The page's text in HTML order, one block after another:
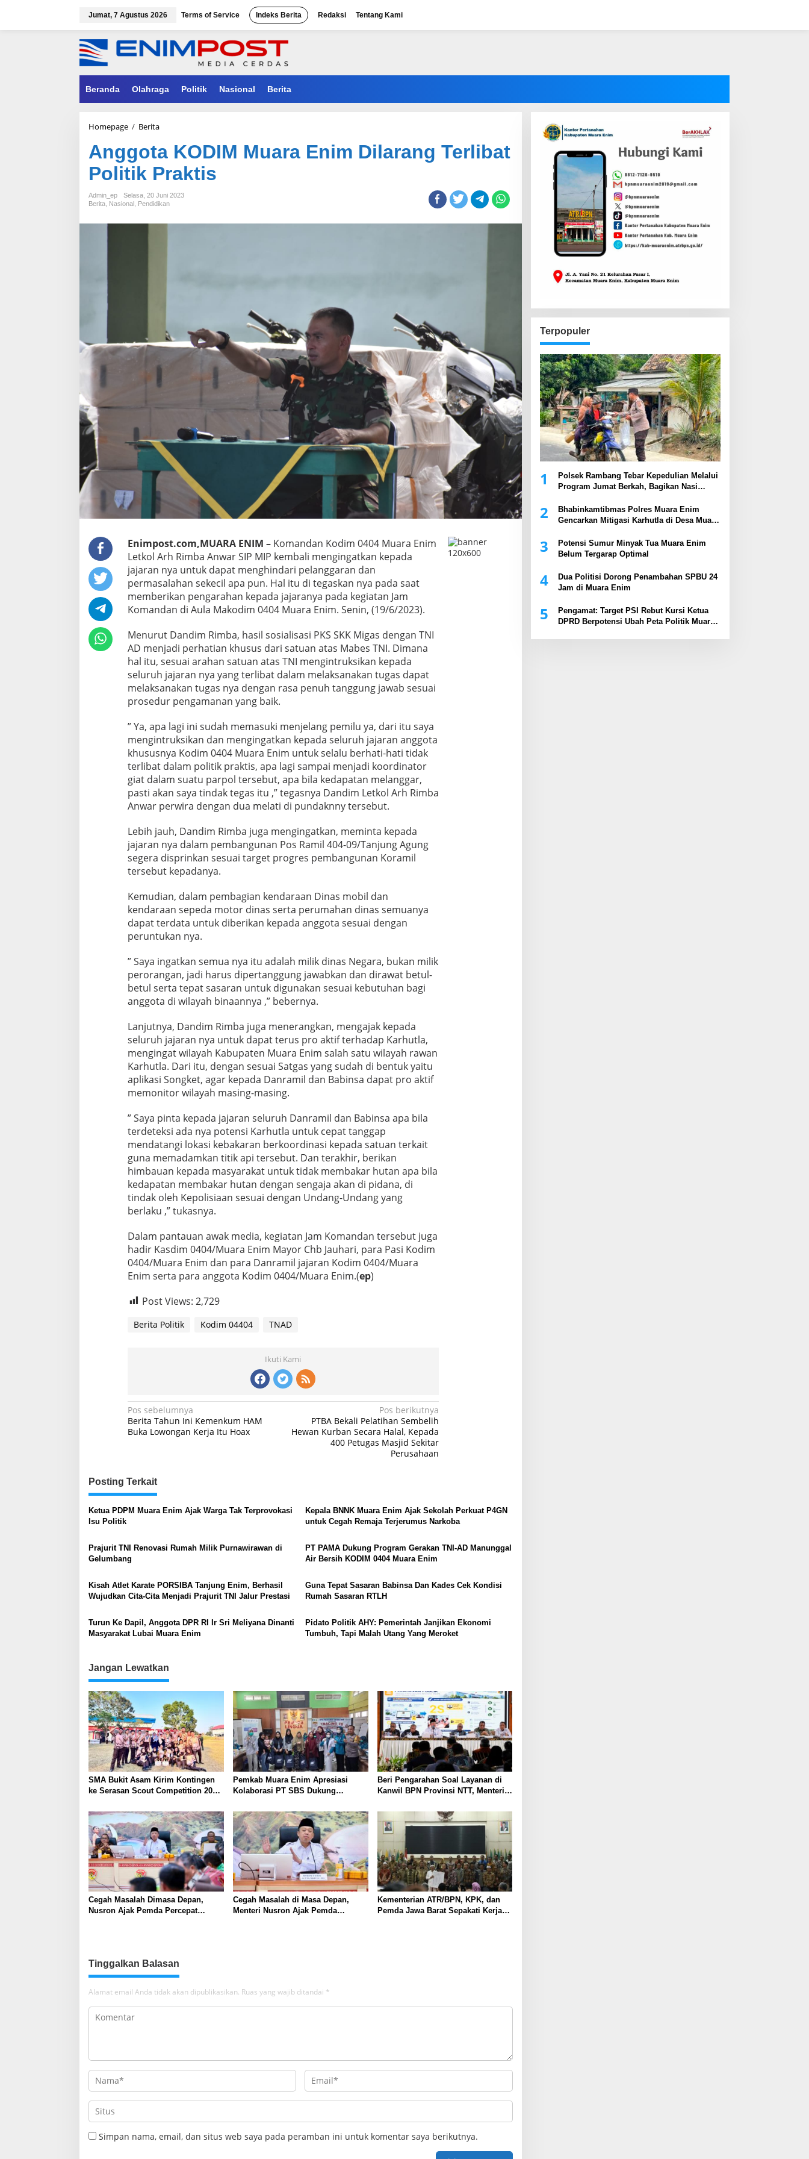
Jumat, 7 Agustus 2026 Terms of Service Indeks Berita Redaksi Tentang Kami
Beranda Olahraga Politik Nasional Berita
Homepage / BeritaAnggota
Muara
Enim
Dilarang
Terlibat
Politik
Praktis
Anggota KODIM Muara Enim Dilarang Terlibat
Politik Praktis
Admin_ep
Selasa, 20 Juni 2023
Berita Nasional Pendidikan
Enimpost.com,MUARA ENIM –Komandan Kodim 0404 Muara Enim
Letkol Arh Rimba Anwar SIP MIP kembali mengingatkan kepada
jajaran nya untuk dapat menghindari pelanggaran dan
permasalahan sekecil apa pun. Hal itu di tegaskan nya pada saat
memberikan pengarahan kepada jajaranya pada kegiatan Jam
Komandan di Aula Makodim 0404 Muara Enim. Senin, (19/6/2023).
Menurut Dandim Rimba, hasil sosialisasi PKS SKK Migas dengan TNI
AD menjadi perhatian khusus dari satuan atas Mabes TNI. Dimana
hal itu, sesuai arahan satuan atas TNI mengintruksikan kepada
seluruh jajaran nya yang terlibat dalam melaksanakan tugas dapat
melaksanakan tugas nya dengan rasa penuh tanggung jawab sesuai
prosedur pengamanan yang baik.
” Ya, apa lagi ini sudah memasuki menjelang pemilu ya, dari itu saya
mengintruksikan dan mengingatkan kepada seluruh jajaran anggota
khususnya Kodim 0404 Muara Enim untuk selalu berhati-hati tidak
terlibat dalam politik praktis, apa lagi sampai menjadi koordinator
giat dalam suatu parpol tersebut, apa bila kedapatan melanggar,
pasti akan saya tindak tegas itu ,” tegasnya Dandim Letkol Arh Rimba
Anwar perwira dengan dua melati di pundaknny tersebut.
Lebih jauh, Dandim Rimba juga mengingatkan, meminta kepada
jajaran nya dalam pembangunan Pos Ramil 404-09/Tanjung Agung
segera disprinkan sesuai target progres pembangunan Koramil
tersebut kepadanya.
Kemudian, dalam pembagian kendaraan Dinas mobil dan
kendaraan sepeda motor dinas serta perumahan dinas semuanya
dapat terdata untuk diberikan kepada anggota sesuai dengan
peruntukan nya.
” Saya ingatkan semua nya itu adalah milik dinas Negara, bukan milik
perorangan, jadi harus dipertanggung jawabkan dan dirawat betul-
betul serta tepat sasaran untuk digunakan sesuai kebutuhan bagi
anggota di wilayah binaannya ,” bebernya.
Lanjutnya, Dandim Rimba juga menerangkan, mengajak kepada
seluruh jajaran nya untuk dapat terus pro aktif terhadap Karhutla,
mengingat wilayah Kabupaten Muara Enim salah satu wilayah rawan
Karhutla. Dari itu, dengan sesuai Satgas yang sudah di bentuk yaitu
aplikasi Songket, agar kepada Danramil dan Babinsa dapat pro aktif
memonitor wilayah masing-masing.
” Saya pinta kepada jajaran seluruh Danramil dan Babinsa apa bila
terdeteksi ada nya potensi Karhutla untuk cepat tanggap
mendatangi lokasi kebakaran berkoordinasi kepada satuan terkait
guna memadamkan titik api tersebut. Dan terakhir, berikan
himbauan kepada masyarakat untuk tidak membakar hutan apa bila
kedapatan membakar hutan dengan sengaja akan di pidana, di
tindak oleh Kepolisiaan sesuai dengan Undang-Undang yang
berlaku ,” tukasnya.
Dalam pantauan awak media, kegiatan Jam Komandan tersebut juga
hadir Kasdim 0404/Muara Enim Mayor Chb Jauhari, para Pasi Kodim
0404/Muara Enim dan para Danramil jajaran Kodim 0404/Muara
Enim serta para anggota Kodim 0404/Muara Enim.(ep)
Post Views: 2,729
Berita Politik Kodim 04404 TNAD
Ikuti Kami
Navigasi
pos
Pos sebelumnya
Berita Tahun Ini Kemenkum HAM
Buka Lowongan Kerja Itu Hoax
Pos berikutnya
PTBA Bekali Pelatihan Sembelih
Hewan Kurban Secara Halal, Kepada
400 Petugas Masjid Sekitar
Perusahaan
Posting Terkait
Ketua PDPM Muara Enim Ajak Warga Tak Terprovokasi
Isu Politik
Kepala BNNK Muara Enim Ajak Sekolah Perkuat P4GN
untuk Cegah Remaja Terjerumus Narkoba
Prajurit TNI Renovasi Rumah Milik Purnawirawan di
Gelumbang
PT PAMA Dukung Program Gerakan TNI-AD Manunggal
Air Bersih KODIM 0404 Muara Enim
Kisah Atlet Karate PORSIBA Tanjung Enim, Berhasil
Wujudkan Cita-Cita Menjadi Prajurit TNI Jalur Prestasi
Guna Tepat Sasaran Babinsa Dan Kades Cek Kondisi
Rumah Sasaran RTLH
Turun Ke Dapil, Anggota DPR RI Ir Sri Meliyana Dinanti
Masyarakat Lubai Muara Enim
Pidato Politik AHY: Pemerintah Janjikan Ekonomi
Tumbuh, Tapi Malah Utang Yang Meroket
Jangan Lewatkan
SMA Bukit Asam Kirim Kontingen
ke Serasan Scout Competition 2026,
Kepemimpinan Siswa
Pemkab Muara Enim Apresiasi
Kolaborasi PT SBS Dukung
Tambang
Beri Pengarahan Soal Layanan di
Kanwil BPN Provinsi NTT, Menteri
Masyarakat
Cegah Masalah Dimasa Depan,
Nusron Ajak Pemda Percepat
Cegah Masalah di Masa Depan,
Menteri Nusron Ajak Pemda
Kementerian ATR/BPN, KPK, dan
Pemda Jawa Barat Sepakati Kerja
Tinggalkan Balasan
Alamat email Anda tidak akan dipublikasikan. Ruas yang wajib ditandai *
Simpan nama, email, dan situs web saya pada peramban ini untuk komentar saya berikutnya.
Terpopuler
1
Polsek Rambang Tebar Kepedulian Melalui
Program Jumat Berkah, Bagikan Nasi
2
Bhabinkamtibmas Polres Muara Enim
Gencarkan Mitigasi Karhutla di Desa Muara
3
Potensi Sumur Minyak Tua Muara Enim
Belum Tergarap Optimal
4
Dua Politisi Dorong Penambahan SPBU 24
Jam di Muara Enim
5
Pengamat: Target PSI Rebut Kursi Ketua
DPRD Berpotensi Ubah Peta Politik Muara